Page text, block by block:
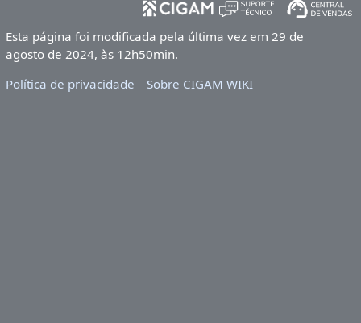
Esta página foi modificada pela última vez em 29 de
agosto de 2024, às 12h50min.
Política de privacidade
Sobre CIGAM WIKI